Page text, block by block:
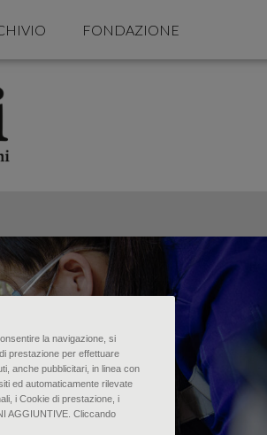
FONDAZIONE
la navigazione, si
prestazione per effettuare
anche pubblicitari, in linea con
ed automaticamente rilevate
i Cookie di prestazione, i
AGGIUNTIVE. Cliccando